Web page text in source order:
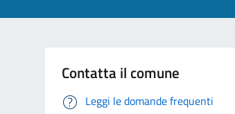
Contatta il comune
Leggi le domande frequenti